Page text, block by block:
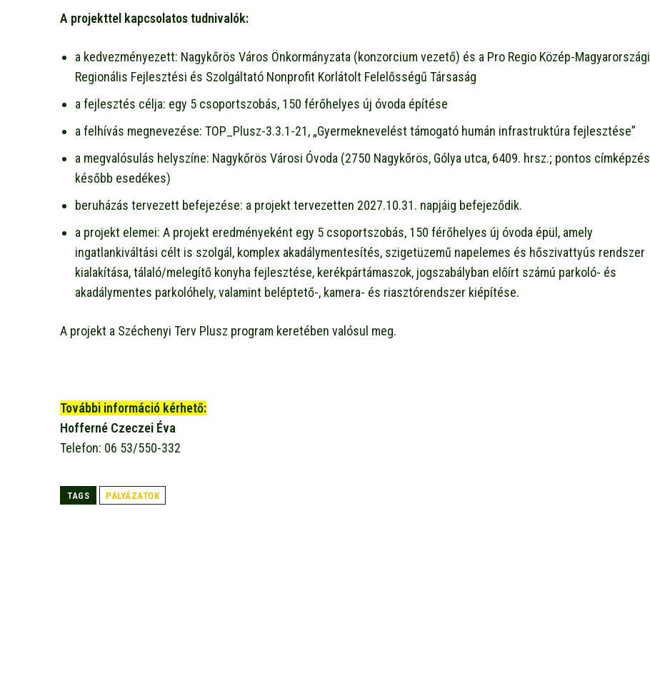
A projekttel kapcsolatos tudnivalók:
a kedvezményezett: Nagykőrös Város Önkormányzata (konzorcium vezető) és a Pro Regio Közép-Magyarországi
Regionális Fejlesztési és Szolgáltató Nonprofit Korlátolt Felelősségű Társaság
a fejlesztés célja: egy 5 csoportszobás, 150 férőhelyes új óvoda építése
a felhívás megnevezése: TOP_Plusz-3.3.1-21, „Gyermeknevelést támogató humán infrastruktúra fejlesztése”
a megvalósulás helyszíne: Nagykőrös Városi Óvoda (2750 Nagykőrös, Gólya utca, 6409. hrsz.; pontos címképzés
később esedékes)
beruházás tervezett befejezése: a projekt tervezetten 2027.10.31. napjáig befejeződik.
a projekt elemei: A projekt eredményeként egy 5 csoportszobás, 150 férőhelyes új óvoda épül, amely
ingatlankiváltási célt is szolgál, komplex akadálymentesítés, szigetüzemű napelemes és hőszivattyús rendszer
kialakítása, tálaló/melegítő konyha fejlesztése, kerékpártámaszok, jogszabályban előírt számú parkoló- és
akadálymentes parkolóhely, valamint beléptető-, kamera- és riasztórendszer kiépítése.
A projekt a Széchenyi Terv Plusz program keretében valósul meg.
További információ kérhető:
Hofferné Czeczei Éva
Telefon: 06 53/550-332
TAGS PÁLYÁZATOK